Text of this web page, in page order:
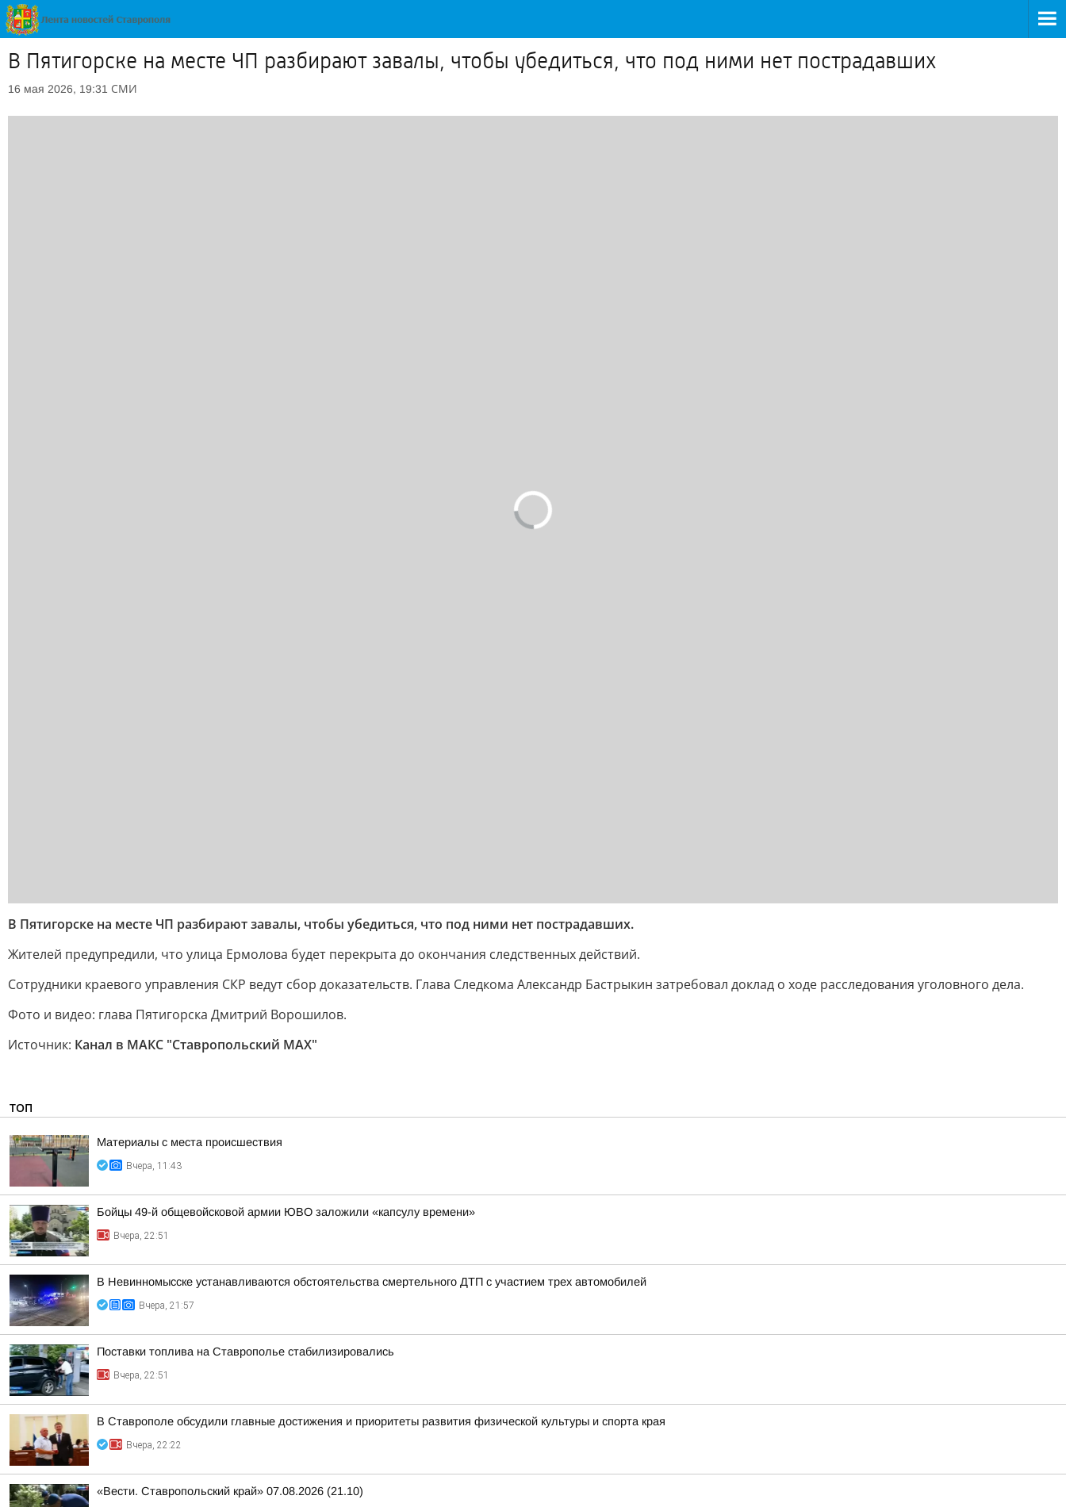
В Пятигорске на месте ЧП разбирают завалы, чтобы убедиться, что под ними нет пострадавших
16 мая 2026, 19:31 СМИ
В Пятигорске на месте ЧП разбирают завалы, чтобы убедиться, что под ними нет пострадавших.
Жителей предупредили, что улица Ермолова будет перекрыта до окончания следственных действий.
Сотрудники краевого управления СКР ведут сбор доказательств. Глава Следкома Александр Бастрыкин затребовал доклад о ходе расследования уголовного дела.
Фото и видео: глава Пятигорска Дмитрий Ворошилов.
Источник: Канал в МАКС "Ставропольский MAX"
ТОП
Материалы с места происшествия
Вчера, 11:43
Бойцы 49-й общевойсковой армии ЮВО заложили «капсулу времени»
Вчера, 22:51
В Невинномысске устанавливаются обстоятельства смертельного ДТП с участием трех автомобилей
Вчера, 21:57
Поставки топлива на Ставрополье стабилизировались
Вчера, 22:51
В Ставрополе обсудили главные достижения и приоритеты развития физической культуры и спорта края
Вчера, 22:22
«Вести. Ставропольский край» 07.08.2026 (21.10)